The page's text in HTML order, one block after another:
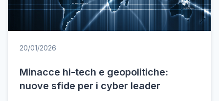
20/01/2026
Minacce hi-tech e geopolitiche:
nuove sfide per i cyber leader